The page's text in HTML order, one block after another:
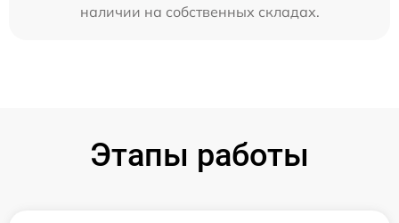
наличии на собственных складах.
Этапы работы